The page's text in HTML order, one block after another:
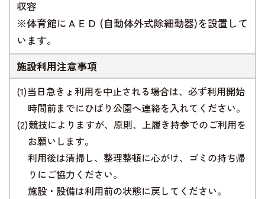
収容
※体育館にＡＥＤ (自動体外式除細動器)を設置して
います。
施設利用注意事項
(1)当日急きょ利用を中止される場合は、必ず利用開始
時間前までにひばり公園へ連絡を入れてください。
(2)競技によりますが、原則、上履き持参でのご利用を
お願いします。
利用後は清掃し、整理整頓に心がけ、ゴミの持ち帰
りにご協力ください。
施設・設備は利用前の状態に戻してください。